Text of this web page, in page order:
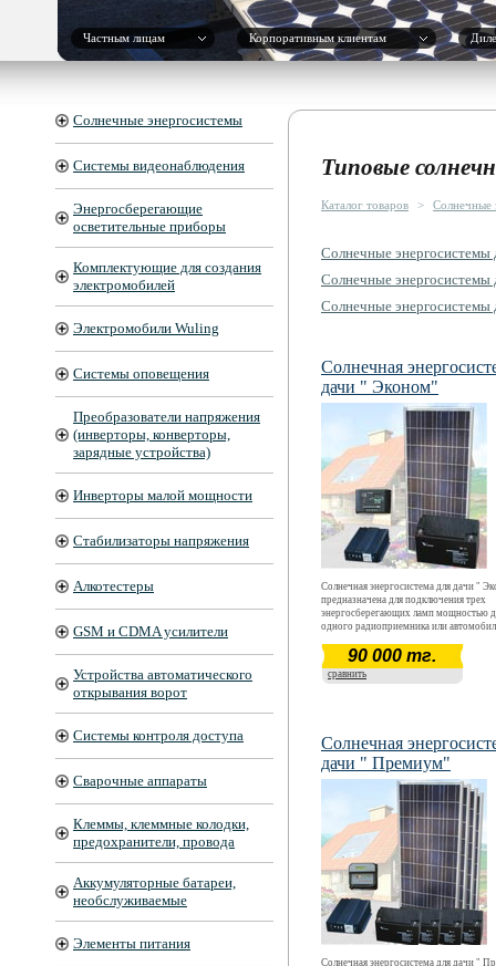
Частным лицам Корпоративным клиентам
Солнечные энергосистемы
Системы видеонаблюдения
Энергосберегающие
осветительные приборы
Комплектующие для создания
электромобилей
Электромобили Wuling
Системы оповещения
Преобразователи напряжения
(инверторы, конверторы,
зарядные устройства)
Инверторы малой мощности
Стабилизаторы напряжения
Алкотестеры
GSM и CDMA усилители
Устройства автоматического
открывания ворот
Системы контроля доступа
Сварочные аппараты
Клеммы, клеммные колодки,
предохранители, провода
Аккумуляторные батареи,
необслуживаемые
Элементы питания
Типовые
Каталог товаров > Солнечные
Солнечные энергосистемы
Солнечные
Солнечные
Солнечная
дачи " Эконом"
Солнечная энергосистема для дачи "
предназначена для подключения трех
энергосберегающих ламп мощностью
одного радиоприемника или
оборудования- до восьми часов, в
90 000 тг.
сравнить
Солнечная
дачи " Премиум"
Солнечная энергосистема для дачи "